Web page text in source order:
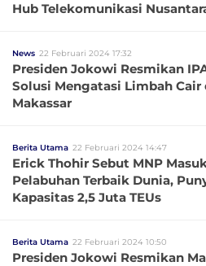
Hub Telekomunikasi
News 22 Februari 2024 17:32
Presiden Jokowi Resmikan
Solusi Mengatasi Limbah Cair
Makassar
Berita Utama 22 Februari 2024 14:47
Erick Thohir Sebut MNP
Pelabuhan Terbaik Dunia,
Kapasitas 2,5 Juta TEUs
Berita Utama 22 Februari 2024 10:50
Presiden Jokowi Resmikan